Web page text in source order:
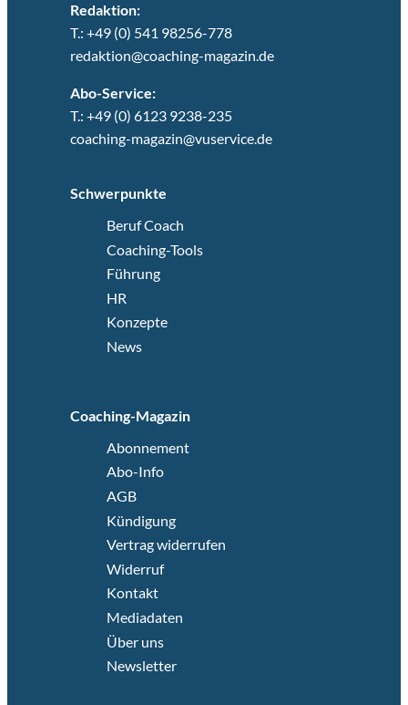
Redaktion:
T.: +49 (0) 541 98256-778
redaktion@coaching-magazin.de
Abo-Service:
T.: +49 (0) 6123 9238-235
coaching-magazin@vuservice.de
Schwerpunkte
Beruf Coach
Coaching-Tools
Führung
HR
Konzepte
News
Coaching-Magazin
Abonnement
Abo-Info
AGB
Kündigung
Vertrag widerrufen
Widerruf
Kontakt
Mediadaten
Über uns
Newsletter